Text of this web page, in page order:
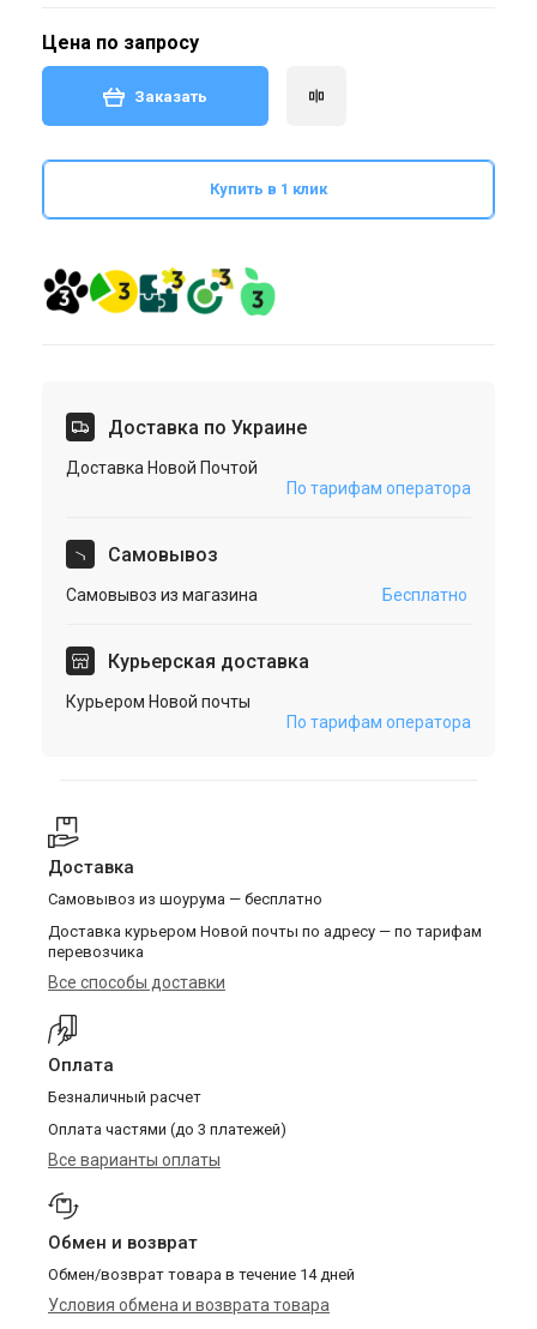
Цена по запросу
Заказать
Купить в 1 клик
Доставка по Украине
Доставка Новой Почтой
По тарифам оператора
Cамовывоз
Самовывоз из магазина Бесплатно
Курьерская доставка
Курьером Новой почты
По тарифам оператора
Доставка
Самовывоз из шоурума — бесплатно
Доставка курьером Новой почты по адресу — по тарифам
перевозчика
Все способы доставки
Оплата
Безналичный расчет
Оплата частями (до 3 платежей)
Все варианты оплаты
Обмен и возврат
Обмен/возврат товара в течение 14 дней
Условия обмена и возврата товара